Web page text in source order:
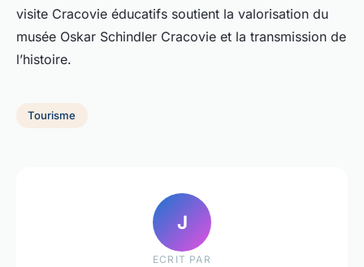
visite Cracovie éducatifs soutient la valorisation du
musée Oskar Schindler Cracovie et la transmission de
l’histoire.
Tourisme
J
ECRIT PAR